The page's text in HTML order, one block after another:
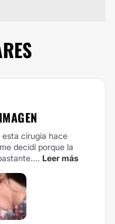
cirugía hace
decidí porque la
Leer más